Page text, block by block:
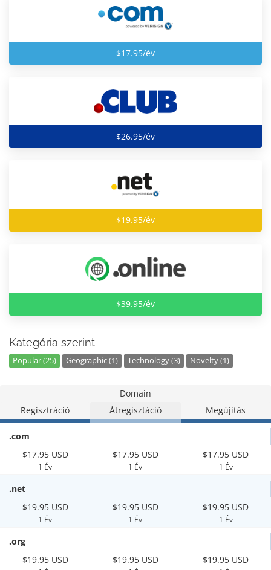
$17.95/év
$26.95/év
$19.95/év
$39.95/év
Kategória szerint
Popular (25) Geographic (1) Technology (3) Novelty (1)
Domain
Regisztráció
Átregisztáció Megújítás
.com
$17.95 USD
1 Év
$17.95 USD
1 Év
$17.95 USD
1 Év
.net
$19.95 USD
1 Év
$19.95 USD
1 Év
$19.95 USD
1 Év
.org
$19.95 USD
$19.95 USD $19.95 USD